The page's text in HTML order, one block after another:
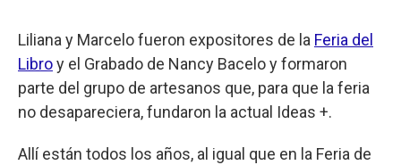
Liliana y Marcelo fueron expositores de la Feria del
Libroy el Grabado de Nancy Bacelo y formaron
parte del grupo de artesanos que, para que la feria
no desapareciera, fundaron la actual Ideas +.
Allí están todos los años, al igual que en la Feria de